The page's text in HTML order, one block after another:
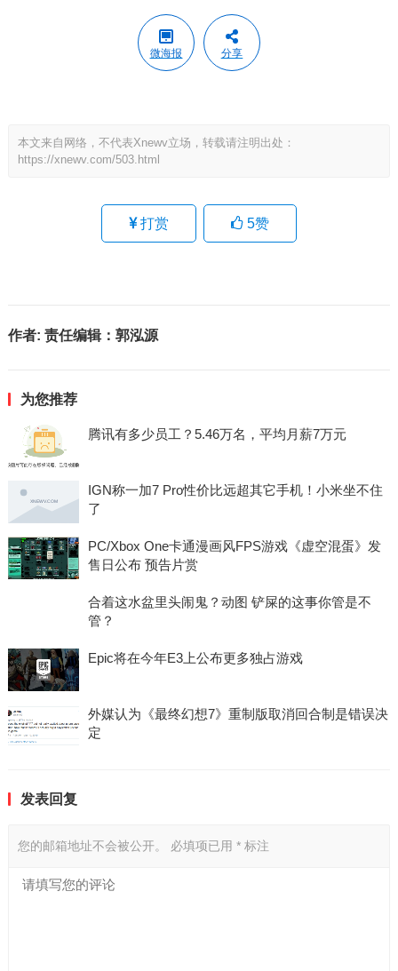
微海报 分享
本文来自网络，不代表Xnewv立场，转载请注明出处：
https://xnewv.com/503.html
打赏 5赞
作者: 责任编辑：郭泓源
为您推荐
腾讯有多少员工？5.46万名，平均月薪7万元
IGN称一加7 Pro性价比远超其它手机！小米坐不住
了
PC/Xbox One卡通漫画风FPS游戏《虚空混蛋》发
售日公布 预告片赏
合着这水盆里头闹鬼？动图 铲屎的这事你管是不
管？
Epic将在今年E3上公布更多独占游戏
外媒认为《最终幻想7》重制版取消回合制是错误决
定
发表回复
您的邮箱地址不会被公开。 必填项已用 *标注